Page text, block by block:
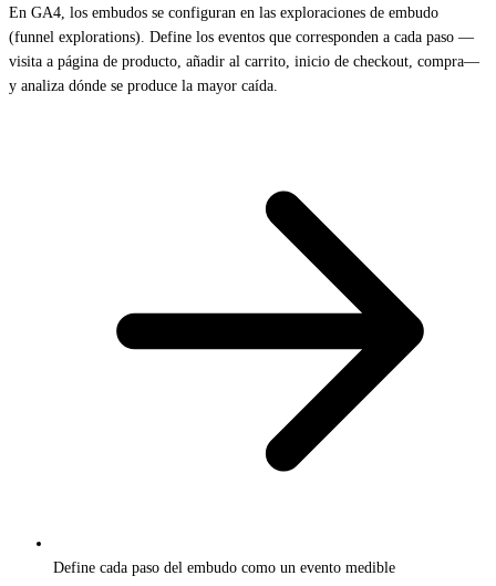
En GA4, los embudos se configuran en las exploraciones de embudo
(funnel explorations). Define los eventos que corresponden a cada paso —
visita a página de producto, añadir al carrito, inicio de checkout, compra—
y analiza dónde se produce la mayor caída.
Define cada paso del embudo como un evento medible